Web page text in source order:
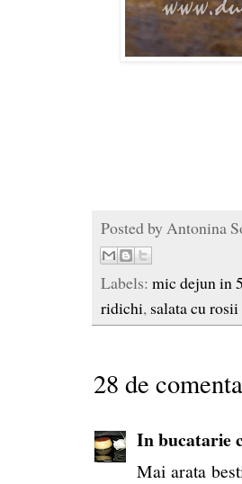
Posted by Antonina
Labels: mic dejun in
ridichi, salata cu
28 de
In bucatarie
Mai arata